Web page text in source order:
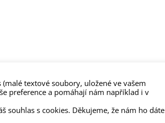
textové soubory, uložené ve vašem
preference a pomáhají nám například i v
souhlas s cookies. Děkujeme, že nám ho dáte